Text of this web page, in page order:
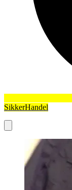
SikkerHandel